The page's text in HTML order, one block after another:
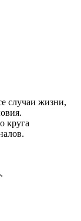
случаи жизни,
круга